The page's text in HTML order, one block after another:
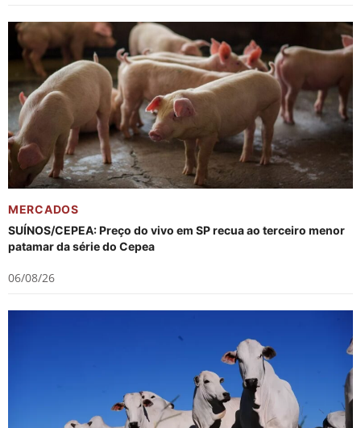
MERCADOS
SUÍNOS/CEPEA: Preço do vivo em SP recua ao terceiro menor
patamar da série do Cepea
06/08/26